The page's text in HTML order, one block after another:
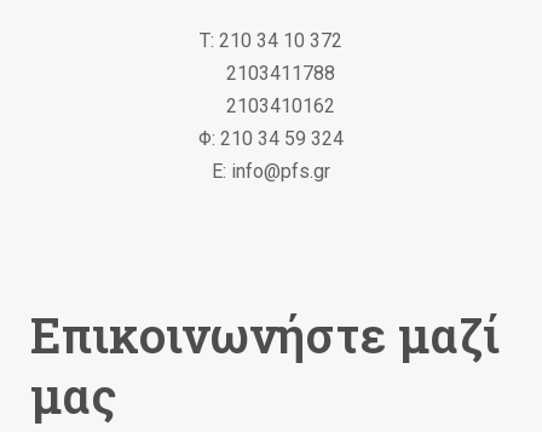
Τ: 210 34 10 372
2103411788
2103410162
Φ: 210 34 59 324
Ε: info@pfs.gr
Επικοινωνήστε μαζί
μας